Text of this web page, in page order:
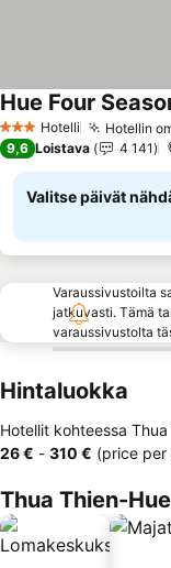
3 Tähtiluokitus
Hotelli Hotellin
Hue Four
9,6 Loistava 4 141
Valitse päivät
Varaussivustoilta
jatkuvasti. Tämä
varaussivustolta
Hintaluokka
Hotellit kohteessa
‎26 € - ‎310 € (price per
Thua Thien-